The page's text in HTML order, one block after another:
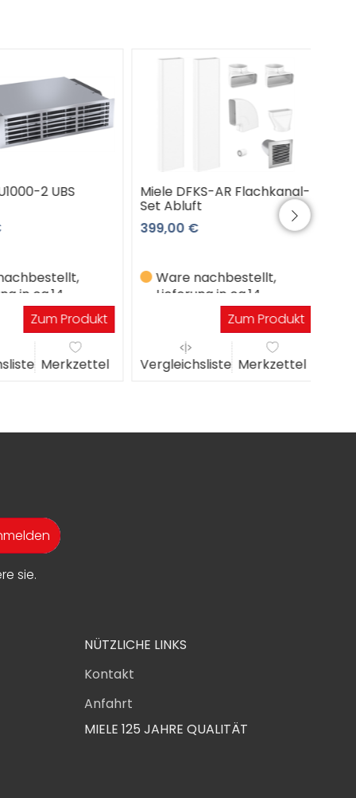
2 UBS
in ca.14
Zum Produkt
Merkzettel
Miele DFKS-AR Flachkanal-
Set Abluft
399,00 €
Ware nachbestellt,
Lieferung in ca.14
Zum Produkt
Vergleichsliste Merkzettel
sie.
NÜTZLICHE LINKS
Kontakt
Anfahrt
MIELE 125 JAHRE QUALITÄT